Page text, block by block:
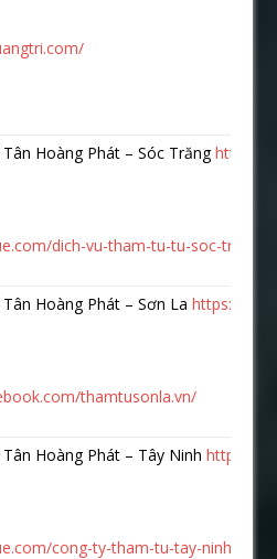
Hoàng Phát – Sóc Trănghttps://
dich-vu-tham-tu-tu-soc-
Hoàng Phát – Sơn Lahttps://
thamtusonla.vn/
Hoàng Phát – Tây Ninhhttps://
cong-ty-tham-tu-tay-ninh-uy-